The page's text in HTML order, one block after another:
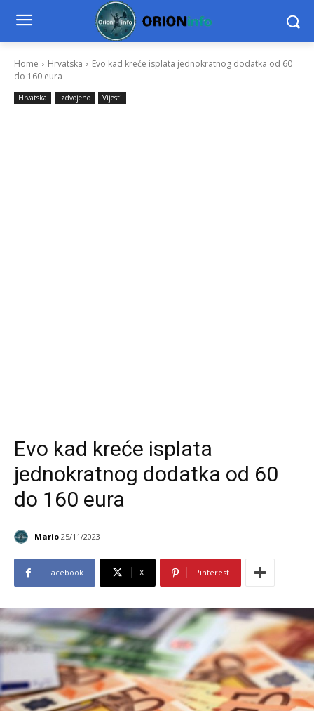
Home Hrvatska
Evo kad kreće isplata jednokratnog dodatka od 60
do 160 eura
Hrvatska Izdvojeno Vijesti
Evo kad kreće isplata
jednokratnog dodatka od 60
do 160 eura
Mario 25/11/2023
Facebook X Pinterest